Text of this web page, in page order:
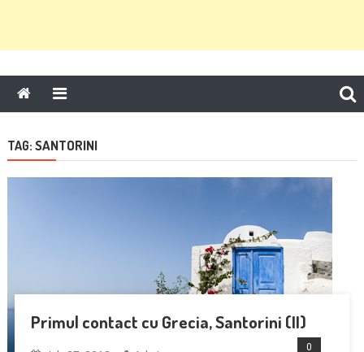
TAG: SANTORINI
Primul contact cu Grecia, Santorini (II)
0